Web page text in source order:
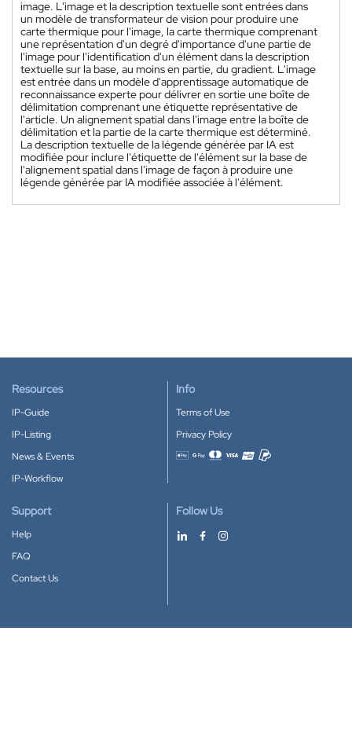
image. L'image et la description textuelle sont entrées dans
un modèle de transformateur de vision pour produire une
carte thermique pour l'image, la carte thermique comprenant
une représentation d'un degré d'importance d'une partie de
l'image pour l'identification d'un élément dans la description
textuelle sur la base, au moins en partie, du gradient. L'image
est entrée dans un modèle d'apprentissage automatique de
reconnaissance experte pour délivrer en sortie une boîte de
délimitation comprenant une étiquette représentative de
l'article. Un alignement spatial dans l'image entre la boîte de
délimitation et la partie de la carte thermique est déterminé.
La description textuelle de la légende générée par IA est
modifiée pour inclure l'étiquette de l'élément sur la base de
l'alignement spatial dans l'image de façon à produire une
légende générée par IA modifiée associée à l'élément.
Resources
IP-Guide
IP-Listing
News & Events
IP-Workflow
Info
Terms of Use
Privacy Policy
Accepted payment methods
Support
Help
FAQ
Contact Us
Follow Us